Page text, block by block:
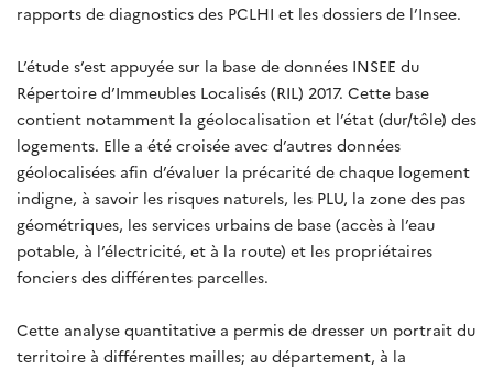
rapports de diagnostics des PCLHI et les dossiers de l’Insee.
L’étude s’est appuyée sur la base de données INSEE du
Répertoire d’Immeubles Localisés (RIL) 2017. Cette base
contient notamment la géolocalisation et l’état (dur/tôle) des
logements. Elle a été croisée avec d’autres données
géolocalisées afin d’évaluer la précarité de chaque logement
indigne, à savoir les risques naturels, les PLU, la zone des pas
géométriques, les services urbains de base (accès à l’eau
potable, à l’électricité, et à la route) et les propriétaires
fonciers des différentes parcelles.
Cette analyse quantitative a permis de dresser un portrait du
territoire à différentes mailles; au département, à la